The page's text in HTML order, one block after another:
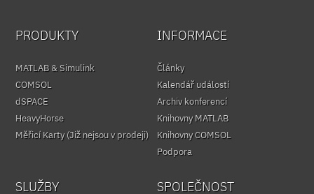
PRODUKTY
MATLAB & Simulink
COMSOL
dSPACE
HeavyHorse
Měřicí Karty (Již nejsou v prodeji)
INFORMACE
Články
Kalendář událostí
Archiv konferencí
Knihovny MATLAB
Knihovny COMSOL
Podpora
SLUŽBY SPOLEČNOST